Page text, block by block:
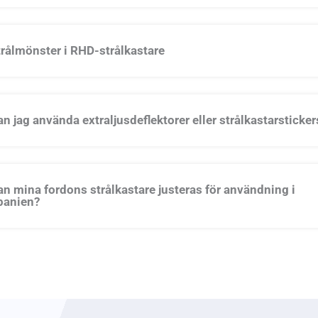
i RHD-strålkastare
jag använda extraljusdeflektorer eller
mina fordons strålkastare justeras för användning i